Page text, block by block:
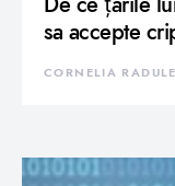
sa accepte
CORNELIA